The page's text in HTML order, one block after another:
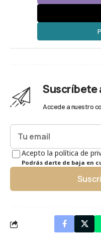
Suscríbete
Accede a nuestro
Acepto la política de
Podrás darte de baja en